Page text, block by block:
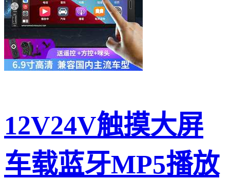
12V24V触摸大屏
车载蓝牙MP5播放